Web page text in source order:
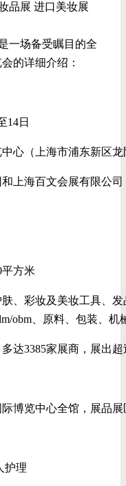
品展 进口美妆展
一场备受瞩目的全
的详细介绍：
14日
心（上海市浦东新区龙
上海百文会展有限公司
平方米
、彩妆及美妆工具、
obm、原料、包装、
达3385家展商，展出
博览中心全馆，展品
护理